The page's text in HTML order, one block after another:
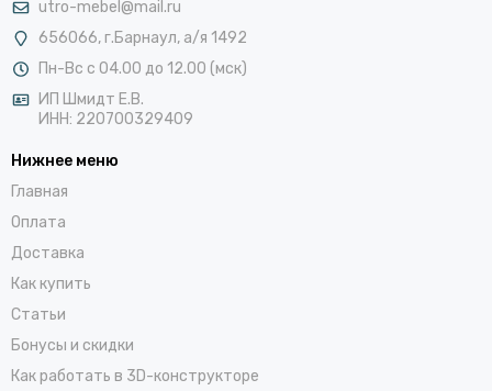
utro-mebel@mail.ru
656066, г.Барнаул, а/я 1492
Пн-Вс с 04.00 до 12.00 (мск)
ИП Шмидт Е.В.
ИНН: 220700329409
Нижнее меню
Главная
Оплата
Доставка
Как купить
Статьи
Бонусы и скидки
Как работать в 3D-конструкторе